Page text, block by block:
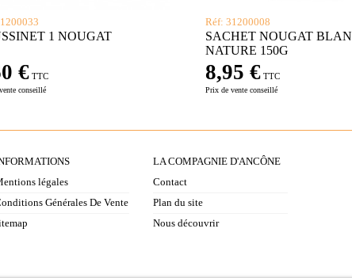
1 NOUGAT
€ TTC
conseillé
Réf: 31200008
SACHET NOUGAT
NATURE 150G
8,95 € TTC
Prix de vente conseillé
légales
Générales De Vente
LA COMPAGNIE D'ANCÔNE
Contact
Plan du site
Nous découvrir